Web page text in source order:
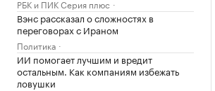
РБК и ПИК Серия плюс
Вэнс рассказал о сложностях в
переговорах с Ираном
Политика
ИИ помогает лучшим и вредит
остальным. Как компаниям избежать
ловушки